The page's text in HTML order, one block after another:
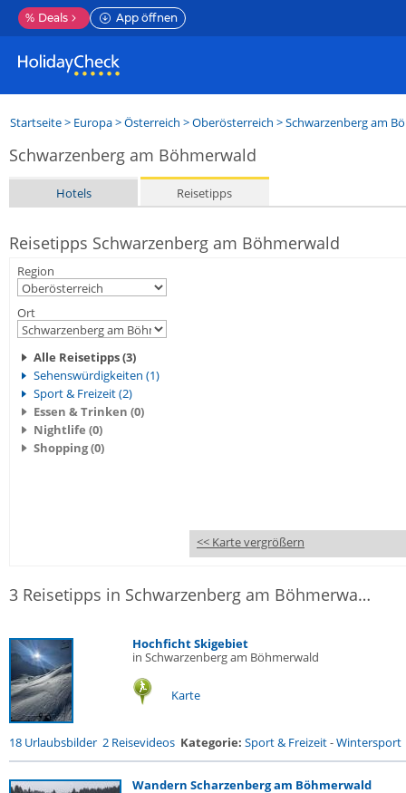
% Deals App öffnen
Startseite> Europa>Österreich >Oberösterreich >Schwarzenberg am
Schwarzenberg am Böhmerwald
Hotels Reisetipps
Reisetipps Schwarzenberg am Böhmerwald
Region
Ort
Alle Reisetipps (3)
Sehenswürdigkeiten (1)
Sport & Freizeit (2)
Essen & Trinken (0)
Nightlife (0)
Shopping (0)
<< Karte vergrößern
3 Reisetipps in Schwarzenberg am Böhmerwald
Hochficht Skigebiet
in Schwarzenberg am Böhmerwald
Karte
18 Urlaubsbilder 2 Reisevideos Kategorie: Sport & Freizeit-Wintersport
Wandern Scharzenberg am Böhmerwald